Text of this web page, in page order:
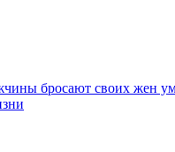
бросают своих жен